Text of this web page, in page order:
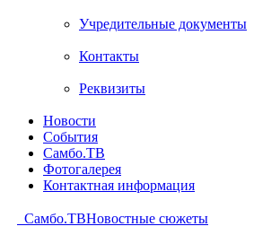
Учредительные документы
Контакты
Реквизиты
Новости
События
Самбо.ТВ
Фотогалерея
Контактная информация
Самбо.ТВНовостные сюжеты